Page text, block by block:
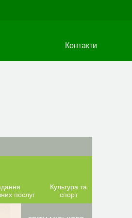
Контакти
послуг
Культура та
спорт